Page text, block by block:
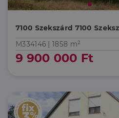
7100 Szekszárd 7100
M334146 |1858 m²
9 900 000 Ft